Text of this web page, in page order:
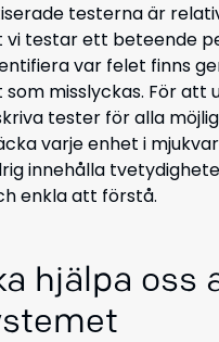
testerna är
vi testar ett beteende
var felet finns
misslyckas. För att
tester för alla
varje enhet i
innehålla
enkla att förstå.
hjälpa oss